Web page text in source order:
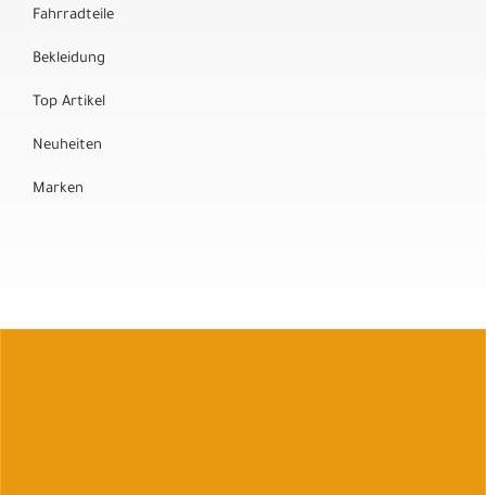
Fahrradteile
Bekleidung
Top Artikel
Neuheiten
Marken